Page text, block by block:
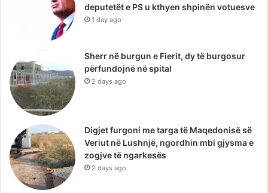
deputetët e PS u kthyen shpinën votuesve
1 day ago
Sherr në burgun e Fierit, dy të burgosur
përfundojnë në spital
2 days ago
Digjet furgoni me targa të Maqedonisë së
Veriut në Lushnjë, ngordhin mbi gjysma e
zogjve të ngarkesës
2 days ago